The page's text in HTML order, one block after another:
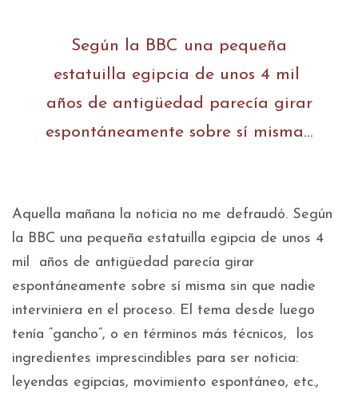
Según la BBC una pequeña
estatuilla egipcia de unos 4 mil
años de antigüedad parecía girar
espontáneamente sobre sí misma…
Aquella mañana la noticia no me defraudó. Según
la BBC una pequeña estatuilla egipcia de unos 4
mil años de antigüedad parecía girar
espontáneamente sobre sí misma sin que nadie
interviniera en el proceso. El tema desde luego
tenía “gancho”, o en términos más técnicos, los
ingredientes imprescindibles para ser noticia:
leyendas egipcias, movimiento espontáneo, etc.,